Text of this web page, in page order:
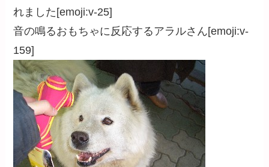
れました[emoji:v-25]
音の鳴るおもちゃに反応するアラルさん[emoji:v-
159]